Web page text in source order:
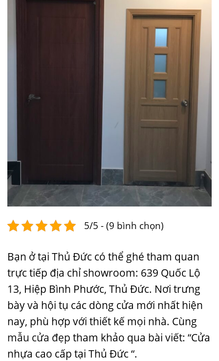
5/5 - (9 bình chọn)
Bạn ở tại Thủ Đức có thể ghé tham quan
trực tiếp địa chỉ showroom: 639 Quốc Lộ
13, Hiệp Bình Phước, Thủ Đức. Nơi trưng
bày và hội tụ các dòng cửa mới nhất hiện
nay, phù hợp với thiết kế mọi nhà. Cùng
mẫu cửa đẹp tham khảo qua bài viết: “Cửa
nhựa cao cấp tại Thủ Đức “.